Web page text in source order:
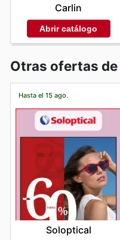
Carlin
Abrir catálogo
Otras ofertas
Hasta el 15 ago.
Soloptical